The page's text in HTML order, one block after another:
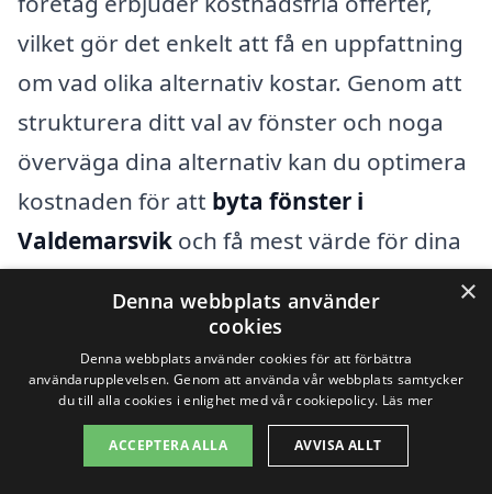
vilket gör det enkelt att få en uppfattning
om vad olika alternativ kostar. Genom att
strukturera ditt val av fönster och noga
överväga dina alternativ kan du optimera
kostnaden för att byta fönster i
Valdemarsvik och få mest värde för dina
Få 3 erbjudanden, gratis och utan
förpliktelser
×
Denna webbplats använder
cookies
Denna webbplats använder cookies för att förbättra
användarupplevelsen. Genom att använda vår webbplats samtycker
du till alla cookies i enlighet med vår cookiepolicy. Läs mer
ACCEPTERA ALLA AVVISA ALLT